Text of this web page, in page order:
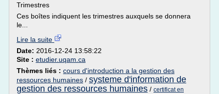
Trimestres
Ces boîtes indiquent les trimestres auxquels se donnera
le...
Lire la suite
Date: 2016-12-24 13:58:22
Site : etudier.uqam.ca
Thèmes liés : cours d'introduction a la gestion des
ressources humaines / systeme d'information de
gestion des ressources humaines / certificat en